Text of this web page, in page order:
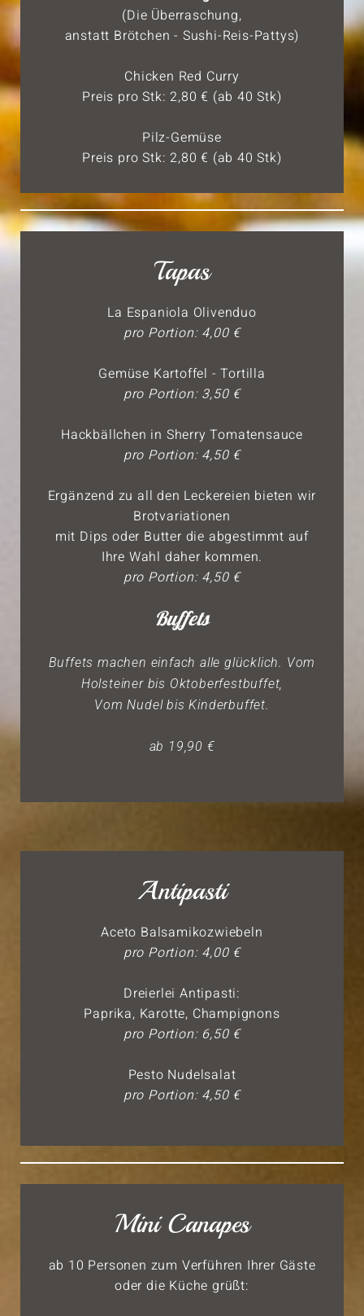
(Die Überraschung,
anstatt Brötchen - Sushi-Reis-Pattys)
Chicken Red Curry
Preis pro Stk: 2,80 € (ab 40 Stk)
Pilz-Gemüse
Preis pro Stk: 2,80 € (ab 40 Stk)
Tapas
La Espaniola Olivenduo
pro Portion: 4,00 €
Gemüse Kartoffel - Tortilla
pro Portion: 3,50 €
Hackbällchen in Sherry Tomatensauce
pro Portion: 4,50 €
Ergänzend zu all den Leckereien bieten wir
Brotvariationen
mit Dips oder Butter die abgestimmt auf
Ihre Wahl daher kommen.
pro Portion: 4,50 €
Buffets
Buffets machen einfach alle glücklich. Vom
Holsteiner bis Oktoberfestbuffet,
Vom Nudel bis Kinderbuffet.
ab 19,90 €
Antipasti
Aceto Balsamikozwiebeln
pro Portion: 4,00 €
Dreierlei Antipasti:
Paprika, Karotte, Champignons
pro Portion: 6,50 €
Pesto Nudelsalat
pro Portion: 4,50 €
Mini Canapes
ab 10 Personen zum Verführen Ihrer Gäste
oder die Küche grüßt: